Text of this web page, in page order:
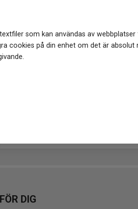
som kan användas av
cookies på din enhet om det är
DIG